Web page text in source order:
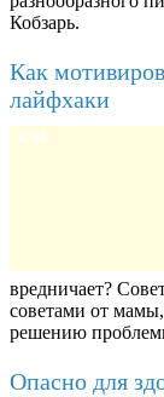
Кобзарь.
Как
лайфхаки
8780
вредничает?
советами от
решению
Опасно для